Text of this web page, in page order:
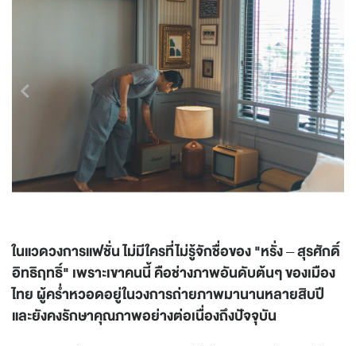
ในแวดวงการแฟชั่น ไม่มีใครที่ไม่รู้จักชื่อของ "หรั่ง – สุรศักดิ์
อิทธิฤทธิ์" เพราะเขาคนนี้ คือช่างภาพอันดับต้นๆ ของเมือง
ไทย ผู้คร่ำหวอดอยู่ในวงการถ่ายภาพมานานหลายสิบปี
และยังคงรักษาคุณภาพอย่างต่อเนื่องถึงปัจจุบัน